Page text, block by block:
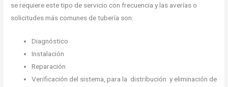
se requiere este tipo de servicio con frecuencia y las averías o
solicitudes más comunes de tubería son:
Diagnóstico
Instalación
Reparación
Verificación del sistema, para la distribución y eliminación de